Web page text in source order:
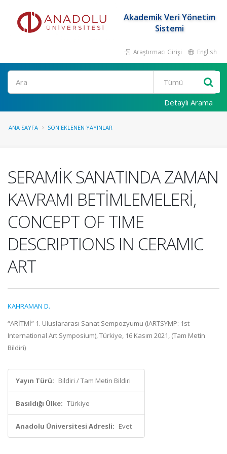
Akademik Veri Yönetim
Sistemi
Araştırmacı Girişi English
Ara
Detaylı Arama
ANA SAYFA SON EKLENEN YAYINLAR
SERAMİK SANATINDA ZAMAN
KAVRAMI BETİMLEMELERİ,
CONCEPT OF TIME
DESCRIPTIONS IN CERAMIC
ART
KAHRAMAN D.
“ARİTMİ” 1. Uluslararası Sanat Sempozyumu (IARTSYMP: 1st
International Art Symposium), Türkiye, 16 Kasım 2021, (Tam Metin
Bildiri)
Yayın Türü: Bildiri / Tam Metin Bildiri
Basıldığı Ülke: Türkiye
Anadolu Üniversitesi Adresli: Evet